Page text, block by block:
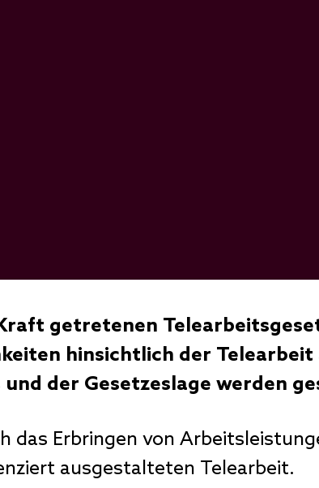
getretenen
hinsichtlich der Telearbeit
der Gesetzeslage werden
das Erbringen von
ausgestalteten Telearbeit.